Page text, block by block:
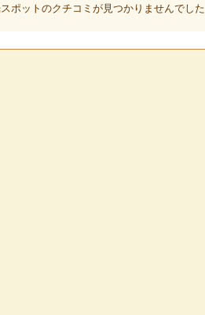
ポットのクチコミが見つかりませんでした